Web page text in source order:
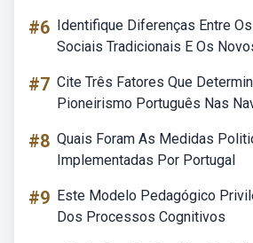
#6 Identifique Diferenças Entre
Sociais Tradicionais E Os
#7 Cite Três Fatores Que
Pioneirismo Português Nas
#8 Quais Foram As Medidas
Implementadas Por Portugal
#9 Este Modelo Pedagógico
Dos Processos Cognitivos